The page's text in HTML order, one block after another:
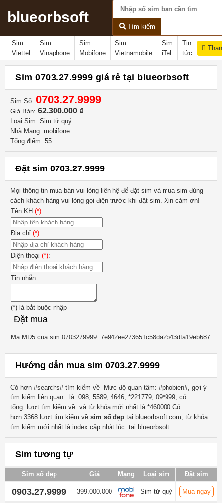
blueorbsoft
Tìm kiếm
Sim
Viettel
Sim
Vinaphone
Sim
Mobifone
Sim
Vietnamobile
Sim
iTel
Tin
tức
Sim 0703.27.9999 giá rẻ tại blueorbsoft
Sim Số: 0703.27.9999
Giá Bán: 62.300.000 ₫
Loại Sim: Sim tứ quý
Nhà Mạng: mobifone
Tổng điểm: 55
Đặt sim 0703.27.9999
Mọi thông tin mua bán vui lòng liên hệ để đặt sim và mua sim đúng
cách khách hàng vui lòng gọi điện trước khi đặt sim. Xin cảm ơn!
Tên KH (*):
Địa chỉ (*):
Điện thoại (*):
Tin nhắn
(*) là bắt buộc nhập
Đặt mua
Mã MD5 của sim 0703279999: 7e942ee273651c58da2b43dfa19eb687
Hướng dẫn mua sim 0703.27.9999
Có hơn #searchs# tìm kiếm về
Mức độ quan tâm: #phobien#, gợi ý
tìm kiếm liên quan
là: 098, 5589, 4646, *221779, 09*999, có
tổng lượt tìm kiếm về và từ khóa mới nhất là *460000 Có
hơn 3368 lượt tìm kiếm về sim số đẹp tại blueorbsoft.com, từ khóa
tìm kiếm mới nhất là index cập nhật lúc tại blueorbsoft.
Sim tương tự
Sim số đẹp Giá Mạng Loại sim Đặt sim
0903.27.9999 399.000.000 Sim tứ quý Mua ngay